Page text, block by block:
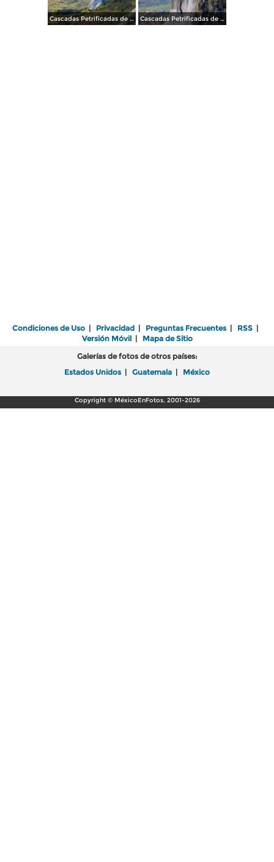
Cascadas Petrificadas de Hierve el Agua Cascadas Petrificadas de Hierve el Agua
Condiciones de Uso | Privacidad | Preguntas Frecuentes | RSS |
Versión Móvil| Mapa de Sitio
Galerías de fotos de otros países:
Estados Unidos | Guatemala | México
Copyright © MéxicoEnFotos, 2001-2026